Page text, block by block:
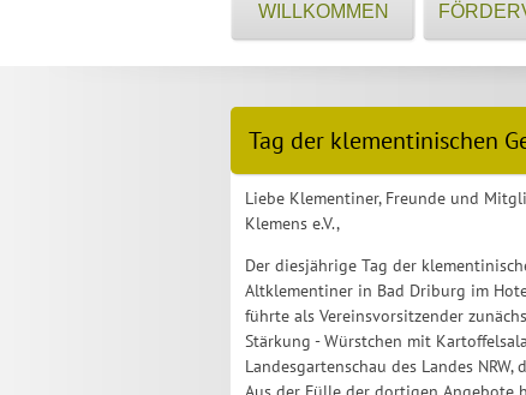
WILLKOMMEN
Tag der klementinischen
Liebe Klementiner, Freunde und
Klemens e.V.,
Der diesjährige Tag der
Altklementiner in Bad Driburg im
führte als Vereinsvorsitzender
Stärkung - Würstchen mit
Landesgartenschau des Landes